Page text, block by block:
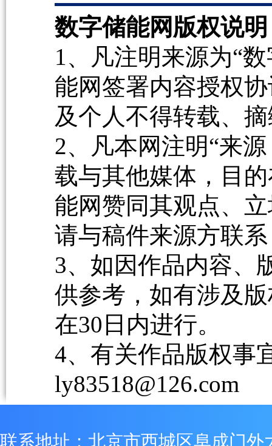
数字储能网版权说
1、凡注明来源为“
能网签署内容授权
及个人不得转载、
2、凡本网注明“来
载与其他媒体，目
能网赞同其观点、
请与稿件来源方联
3、如因作品内容、
供参考，如有涉及
在30日内进行。
4、有关作品版权事
ly83518@126.com
联系地址：北京市西城区阜成门外